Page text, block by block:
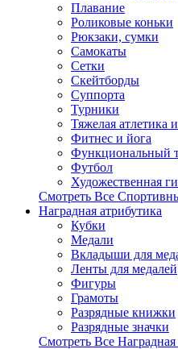
Плавание
Роликовые коньки
Рюкзаки, сумки
Самокаты
Сетки
Скейтборды
Суппорта
Турники
Тяжелая атлетика
Фитнес и йога
Функциональный
Футбол
Художественная
Смотреть Все
Наградная атрибутика
Кубки
Медали
Вкладыши для
Ленты для медалей
Фигуры
Грамоты
Разрядные книжки
Разрядные значки
Смотреть Все Наградная